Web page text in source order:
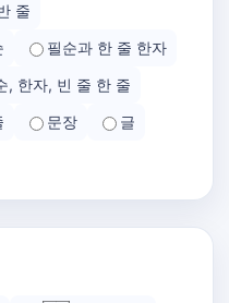
줄
필순과 한 줄 한자
, 한자, 빈 줄 한 줄
문장
글